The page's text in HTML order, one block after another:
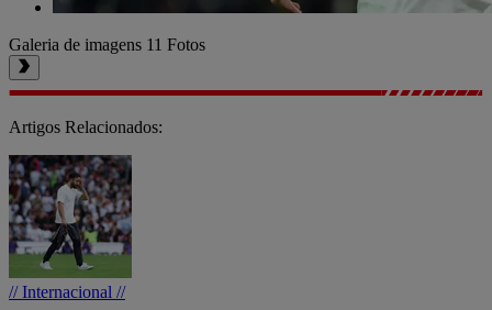
Galeria de imagens 11 Fotos
Artigos Relacionados:
// Internacional //